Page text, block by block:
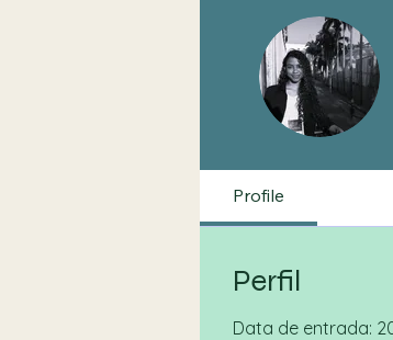
Profile
Perfil
Data de entrada: